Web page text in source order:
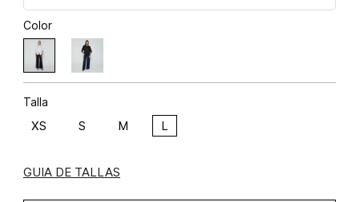
Color
Talla
XS S M L
GUIA DE TALLAS